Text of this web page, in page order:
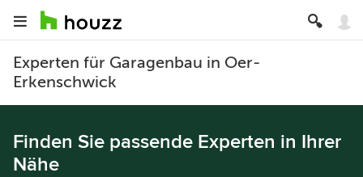
Experten für Garagenbau in Oer-
Erkenschwick
Finden Sie passende Experten in Ihrer
Nähe